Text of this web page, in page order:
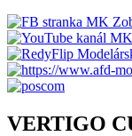
VERTIGO